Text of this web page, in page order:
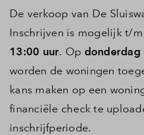
De verkoop van De
Inschrijven is mogelijk t/m
13:00 uur. Op donderdag
worden de woningen
kans maken op een
financiële check te
inschrijfperiode.